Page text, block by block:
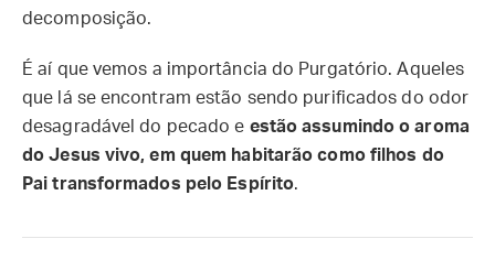
decomposição.
É aí que vemos a importância do Purgatório. Aqueles
que lá se encontram estão sendo purificados do odor
desagradável do pecado e estão assumindo o aroma
do Jesus vivo, em quem habitarão como filhos do
Pai transformados pelo Espírito.